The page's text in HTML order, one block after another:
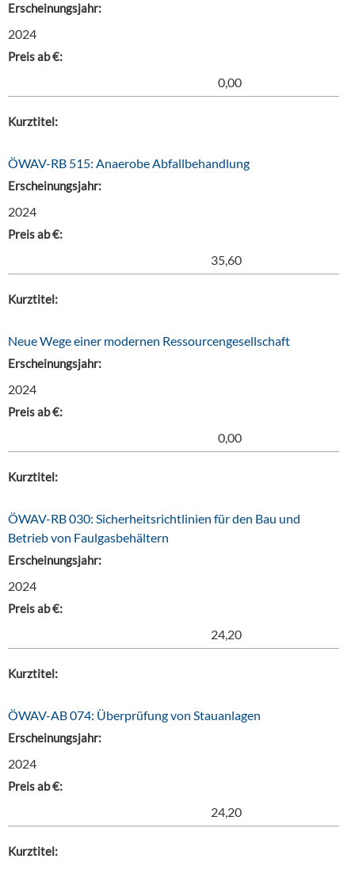
Erscheinungsjahr:
2024
Preis ab €:
0,00
Kurztitel:
ÖWAV-RB 515: Anaerobe Abfallbehandlung
Erscheinungsjahr:
2024
Preis ab €:
35,60
Kurztitel:
Neue Wege einer modernen Ressourcengesellschaft
Erscheinungsjahr:
2024
Preis ab €:
0,00
Kurztitel:
ÖWAV-RB 030: Sicherheitsrichtlinien für den Bau und
Betrieb von Faulgasbehältern
Erscheinungsjahr:
2024
Preis ab €:
24,20
Kurztitel:
ÖWAV-AB 074: Überprüfung von Stauanlagen
Erscheinungsjahr:
2024
Preis ab €:
24,20
Kurztitel: